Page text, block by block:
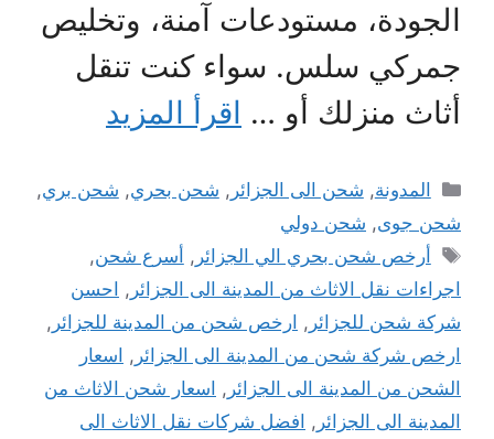
الجودة، مستودعات آمنة، وتخليص
جمركي سلس. سواء كنت تنقل
أثاث منزلك أو … اقرأ المزيد
التصنيفات
المدونة, شحن الى الجزائر , شحن بحري, شحن بري,
شحن جوى, شحن دولي
الوسوم
أرخص شحن بحري الي الجزائر , أسرع شحن,
اجراءات نقل الاثاث من المدينة الى الجزائر , احسن
شركة شحن للجزائر , ارخص شحن من المدينة للجزائر ,
ارخص شركة شحن من المدينة الى الجزائر , اسعار
الشحن من المدينة الى الجزائر , اسعار شحن الاثاث من
المدينة الى الجزائر , افضل شركات نقل الاثاث الى